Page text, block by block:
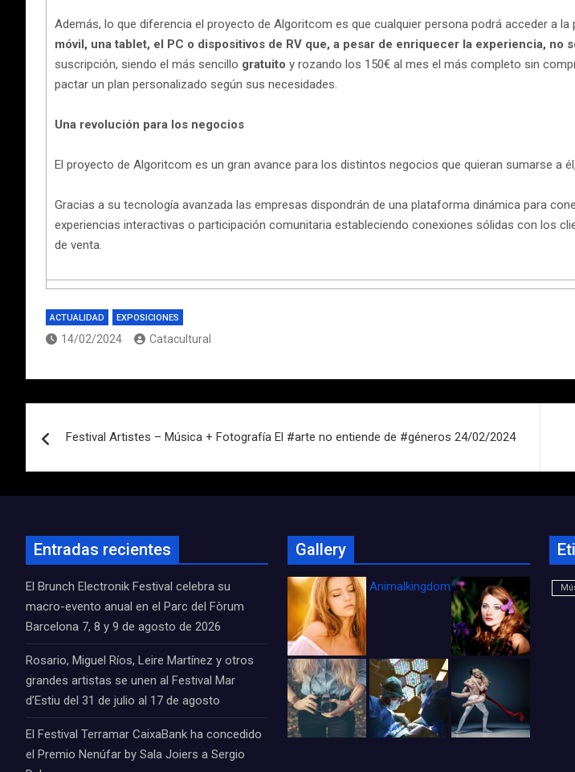
Además, lo que diferencia el proyecto de Algoritcom es que cualquier persona podrá acceder a la
móvil, una tablet, el PC o dispositivos de RV que, a pesar de enriquecer la experiencia, no
suscripción, siendo el más sencillo gratuito y rozando los 150€ al mes el más completo sin
pactar un plan personalizado según sus necesidades.
Una revolución para los negocios
El proyecto de Algoritcom es un gran avance para los distintos negocios que quieran sumarse a
Gracias a su tecnología avanzada las empresas dispondrán de una plataforma dinámica para
experiencias interactivas o participación comunitaria estableciendo conexiones sólidas con los
de venta.
ACTUALIDAD EXPOSICIONES
14/02/2024 Catacultural
de
Festival Artistes – Música + Fotografía El #arte no entiende de #géneros 24/02/2024
Entradas recientes
El Brunch Electronik Festival celebra su
macro-evento anual en el Parc del Fòrum
Barcelona 7, 8 y 9 de agosto de 2026
Rosario, Miguel Ríos, Leire Martínez y otros
grandes artistas se unen al Festival Mar
d’Estiu del 31 de julio al 17 de agosto
El Festival Terramar CaixaBank ha concedido
el Premio Nenúfar by Sala Joiers a Sergio
Gallery
Animalkingdom_FichaCine